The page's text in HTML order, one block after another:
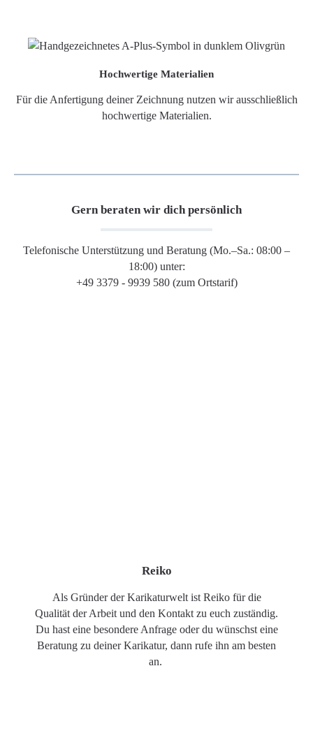
Hochwertige Materialien
Für die Anfertigung deiner Zeichnung nutzen wir ausschließlich
hochwertige Materialien.
Gern beraten wir dich persönlich
Telefonische Unterstützung und Beratung (Mo.–Sa.: 08:00 –
18:00) unter:
+49 3379 - 9939 580 (zum Ortstarif)
Reiko
Als Gründer der Karikaturwelt ist Reiko für die
Qualität der Arbeit und den Kontakt zu euch zuständig.
Du hast eine besondere Anfrage oder du wünschst eine
Beratung zu deiner Karikatur, dann rufe ihn am besten
an.